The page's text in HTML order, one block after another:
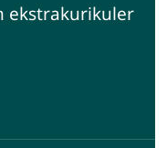
ekstrakurikuler